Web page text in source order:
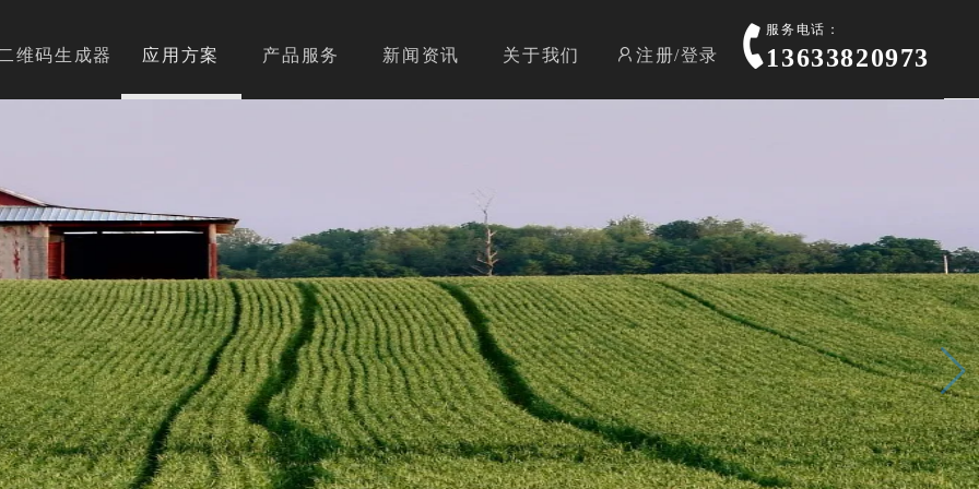
维码生成器 应用方案 产品服务 新闻资讯 关于我们 注册/登录
服务电话：
13633820973